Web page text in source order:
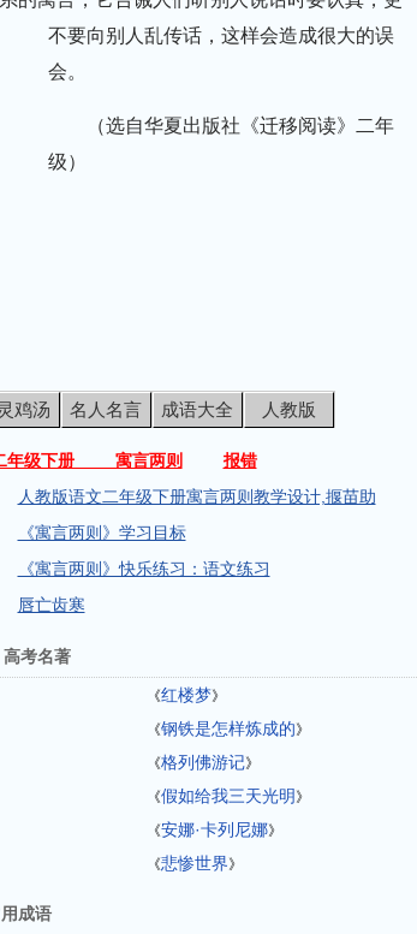
不要向别人乱传话，这样会造成很大的误
会。
（选自华夏出版社《迁移阅读》二年
级）
鸡汤 名人名言 成语大全 人教版
二年级下册 寓言两则
报错
人教版语文二年级下册寓言两则教学设计,揠苗助
《寓言两则》学习目标
《寓言两则》快乐练习：语文练习
唇亡齿寒
考名著
《红楼梦》
《钢铁是怎样炼成的》
《格列佛游记》
《假如给我三天光明 》
《安娜·卡列尼娜》
《悲惨世界》
成语